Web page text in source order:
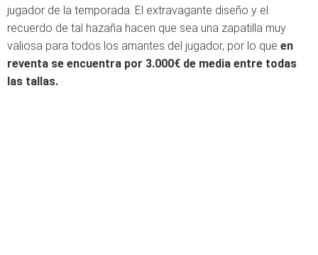
jugador de la temporada. El extravagante diseño y el
recuerdo de tal hazaña hacen que sea una zapatilla muy
valiosa para todos los amantes del jugador, por lo que en
reventa se encuentra por 3.000€ de media entre todas
las tallas.